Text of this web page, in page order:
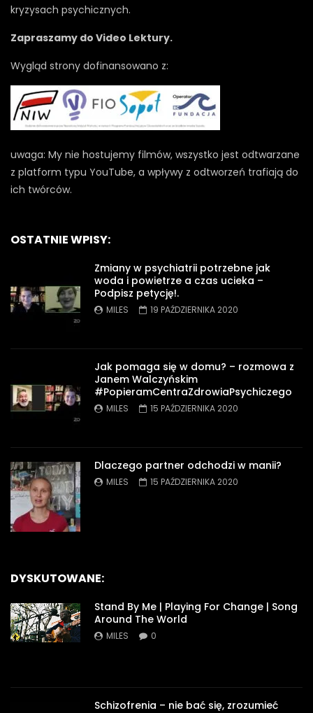
kryzysach psychicznych.
Zapraszamy do Video Lektury.
Wygląd strony dofinansowano z:
uwaga: My nie hostujemy filmów, wszystko jest odtwarzane
z platform typu YouTube, a wpływy z odtworzeń trafiają do
ich twórców.
OSTATNIE WPISY:
Zmiany w psychiatrii potrzebne jak
woda i powietrze a czas ucieka –
Podpisz petycję!.
MILES 19 PAŹDZIERNIKA 2020
Jak pomaga się w domu? – rozmowa z
Janem Walczyńskim
#PopieramCentraZdrowiaPsychiczego
MILES 15 PAŹDZIERNIKA 2020
Dlaczego partner odchodzi w manii?
MILES 15 PAŹDZIERNIKA 2020
DYSKUTOWANE:
Stand By Me | Playing For Change | Song
Around The World
MILES 0
Schizofrenia – nie bać się, zrozumieć